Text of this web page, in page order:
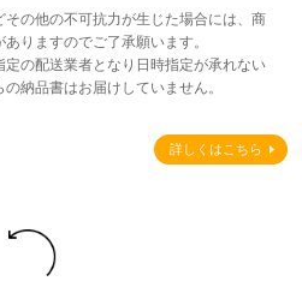
の他の不可抗力が生じた場合には、商
りますのでご了承願います。
の配送業者となり日時指定が承れない
納品書はお届けしていません。
詳しくはこちら